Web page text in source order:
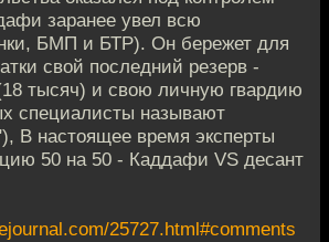
заранее увел всю
БМП и БТР). Он бережет для
свой последний резерв -
тысяч) и свою личную гвардию
специалисты называют
В настоящее время эксперты
50 на 50 - Каддафи VS десант
25727.html#comments